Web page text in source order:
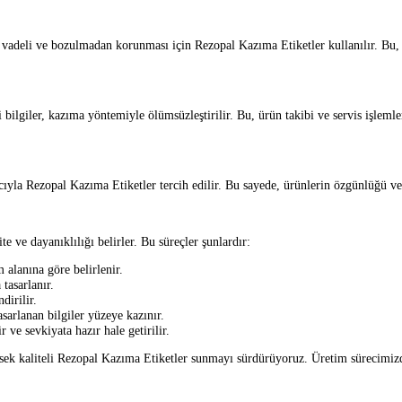
ve bozulmadan korunması için Rezopal Kazıma Etiketler kullanılır.
kazıma yöntemiyle ölümsüzleştirilir. Bu, ürün takibi ve servis
Rezopal Kazıma Etiketler tercih edilir. Bu sayede, ürünlerin özgünlüğü
dayanıklılığı belirler. Bu süreçler şunlardır:
göre belirlenir.
bilgiler yüzeye kazınır.
ve sevkiyata hazır hale getirilir.
Rezopal Kazıma Etiketler sunmayı sürdürüyoruz. Üretim